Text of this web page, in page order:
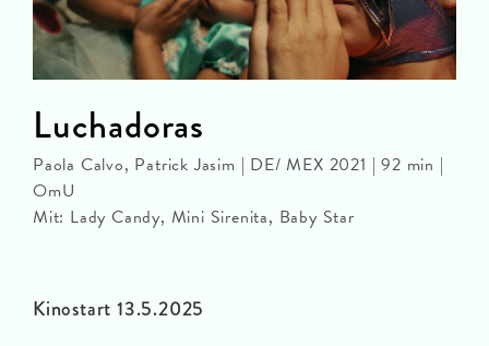
Kinostart 13.5.2025
Luchadoras
Paola Calvo, Patrick Jasim | DE/ MEX 2021 | 92 min |
OmU
Mit: Lady Candy, Mini Sirenita, Baby Star